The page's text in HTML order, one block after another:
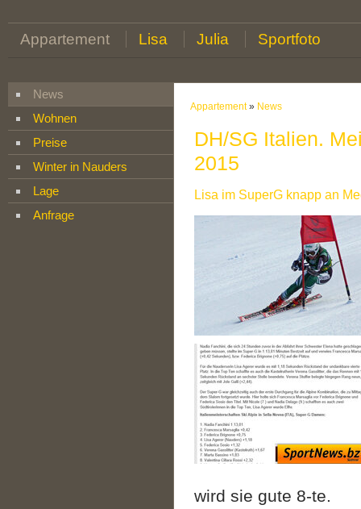
Appartement Lisa Julia Sportfoto
News
Wohnen
Preise
Winter in Nauders
Lage
Anfrage
Appartement» News
DH/SG Italien.
2015
Lisa im SuperG knapp an
wird sie gute 8-te.